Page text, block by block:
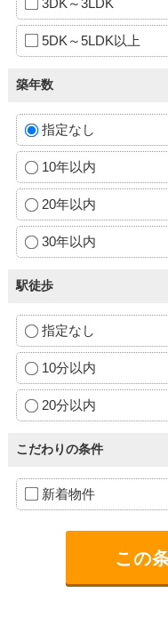
5DK～5LDK以上
築年数
指定なし
10年以内
20年以内
30年以内
駅徒歩
指定なし
10分以内
20分以内
こだわりの条件
新着物件